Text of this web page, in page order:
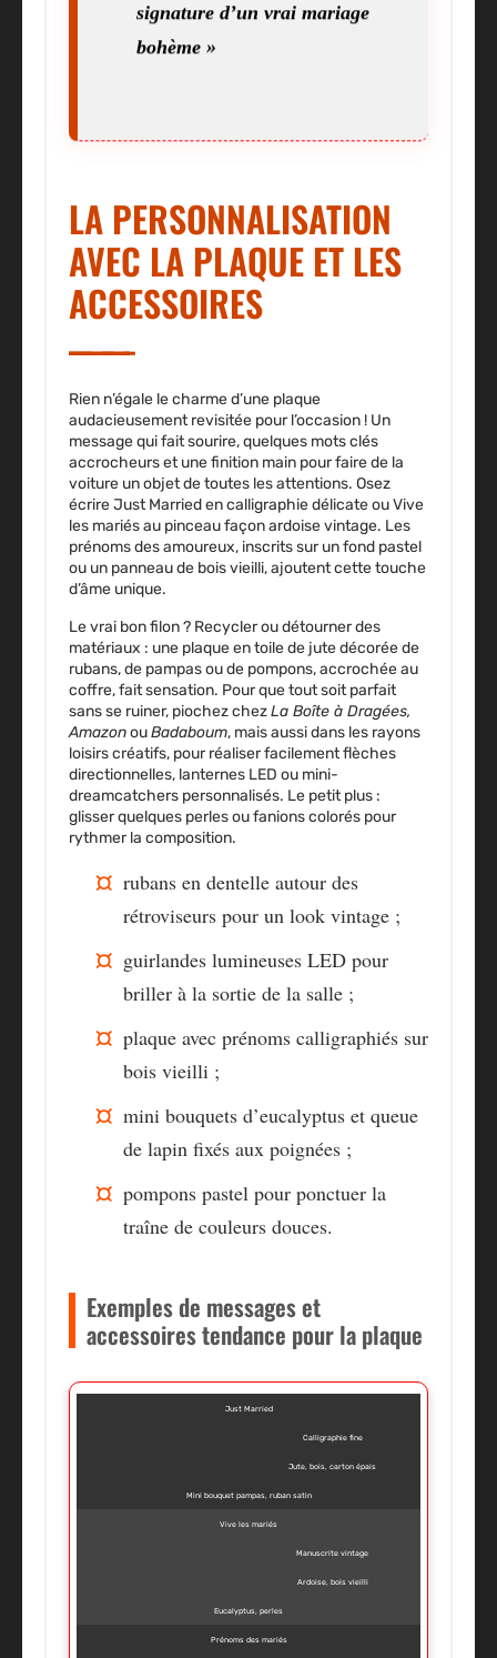
signature d’un vrai mariage
bohème »
LA PERSONNALISATION
AVEC LA PLAQUE ET LES
ACCESSOIRES
Rien n’égale le charme d’une plaque
audacieusement revisitée pour l’occasion ! Un
message qui fait sourire, quelques mots clés
accrocheurs et une finition main pour faire de la
voiture un objet de toutes les attentions. Osez
écrireJust Marrieden calligraphie délicate ouVive
les mariésau pinceau façon ardoise vintage. Les
prénoms des amoureux, inscrits sur un fond pastel
ou un panneau de bois vieilli, ajoutent cette touche
d’âme unique.
Le vrai bon filon ? Recycler ou détourner des
matériaux : une plaque en toile de jute décorée de
rubans, de pampas ou de pompons, accrochée au
coffre, fait sensation. Pour que tout soit parfait
sans se ruiner, piochez chezLa Boîte à Dragées,
AmazonouBadaboum, mais aussi dans les rayons
loisirs créatifs, pour réaliser facilement flèches
directionnelles, lanternes LED ou mini-
dreamcatchers personnalisés. Le petit plus :
glisser quelques perles ou fanions colorés pour
rythmer la composition.
rubans en dentelle autour des
rétroviseurs pour un look vintage ;
guirlandes lumineuses LED pour
briller à la sortie de la salle ;
plaque avec prénoms calligraphiés sur
bois vieilli ;
mini bouquets d’eucalyptus et queue
de lapin fixés aux poignées ;
pompons pastel pour ponctuer la
traîne de couleurs douces.
Exemples de messages et
accessoires tendance pour la plaque
Just Married
Calligraphie fine
Jute, bois, carton épais
Mini bouquet pampas, ruban satin
Vive les mariés
Manuscrite vintage
Ardoise, bois vieilli
Eucalyptus, perles
Prénoms des mariés